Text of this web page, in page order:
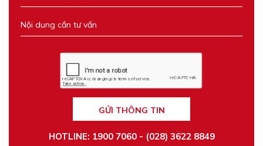
GỬI THÔNG TIN
HOTLINE: 1900 7060 - (028) 3622 8849